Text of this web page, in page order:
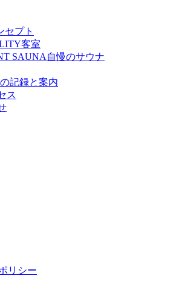
セプト
客室
SAUNA 自慢のサウナ
記録と案内
ス
リシー